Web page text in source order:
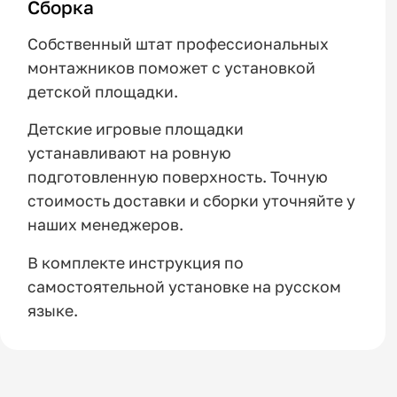
Сборка
Собственный штат профессиональных
монтажников поможет с установкой
детской площадки.
Детские игровые площадки
устанавливают на ровную
подготовленную поверхность. Точную
стоимость доставки и сборки уточняйте у
наших менеджеров.
В комплекте инструкция по
самостоятельной установке на русском
языке.